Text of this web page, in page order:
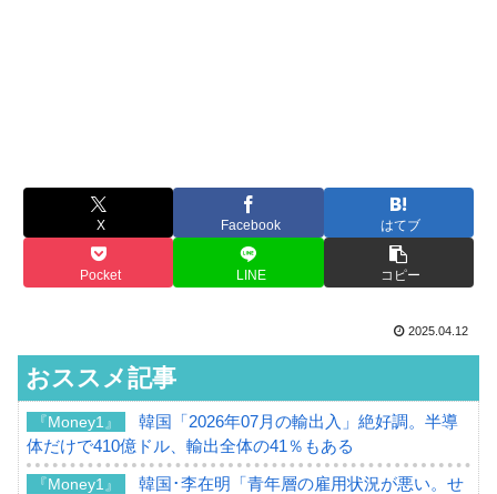
X Facebook はてブ
Pocket LINE コピー
2025.04.12
おススメ記事
『Money1』
韓国「2026年07月の輸出入」絶好調。半導
体だけで410億ドル、輸出全体の41％もある
『Money1』
韓国･李在明「青年層の雇用状況が悪い。せ